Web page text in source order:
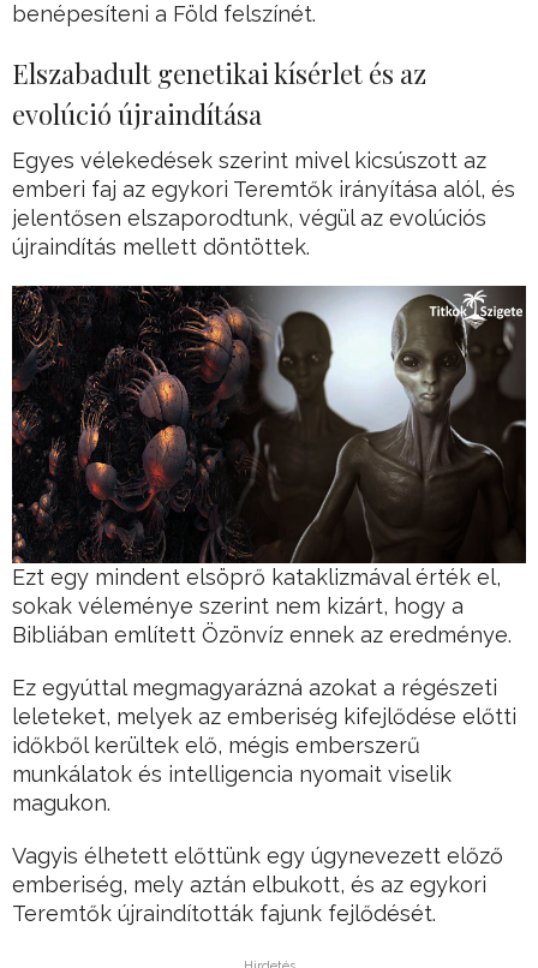
benépesíteni a Föld felszínét.
Elszabadult genetikai kísérlet és az
evolúció újraindítása
Egyes vélekedések szerint mivel kicsúszott az
emberi faj az egykori Teremtők irányítása alól, és
jelentősen elszaporodtunk, végül az evolúciós
újraindítás mellett döntöttek.
Ezt egy mindent elsöprő kataklizmával érték el,
sokak véleménye szerint nem kizárt, hogy a
Bibliában említett Özönvíz ennek az eredménye.
Ez egyúttal megmagyarázná azokat a régészeti
leleteket, melyek az emberiség kifejlődése előtti
időkből kerültek elő, mégis emberszerű
munkálatok és intelligencia nyomait viselik
magukon.
Vagyis élhetett előttünk egy úgynevezett előző
emberiség, mely aztán elbukott, és az egykori
Teremtők újraindították fajunk fejlődését.